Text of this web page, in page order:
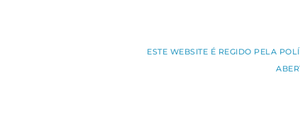
ESTE WEBSITE É REGIDO PELA